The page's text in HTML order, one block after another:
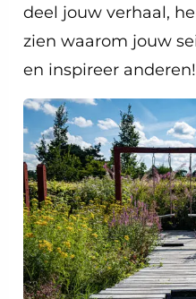
deel jouw verhaal,
zien waarom jouw
en inspireer anderen!